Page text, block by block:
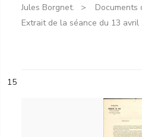
Jules Borgnet.
Documents
Extrait de la séance du 13 avril
15